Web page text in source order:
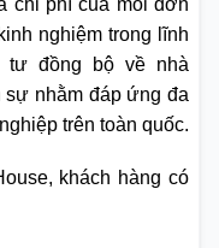
nghiệm trong lĩnh
tư đồng bộ về nhà
nhằm đáp ứng đa
trên toàn quốc.
khách hàng có